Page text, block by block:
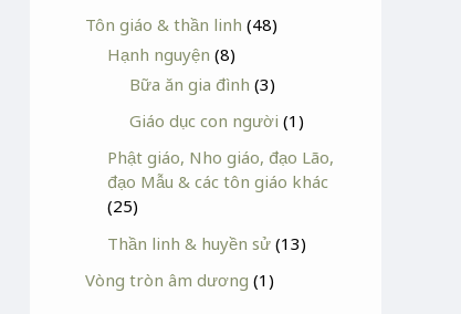
Tôn giáo & thần linh (48)
Hạnh nguyện (8)
Bữa ăn gia đình (3)
Giáo dục con người (1)
Phật giáo, Nho giáo, đạo Lão,
đạo Mẫu & các tôn giáo khác
(25)
Thần linh & huyền sử (13)
Vòng tròn âm dương (1)